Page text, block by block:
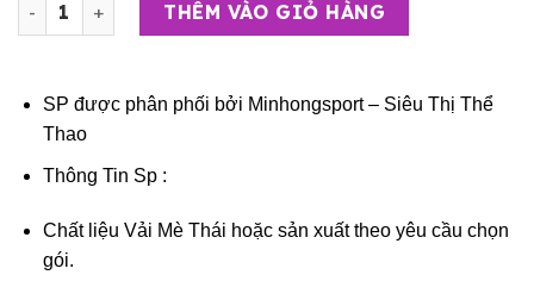
THÊM VÀO GIỎ HÀNG
SP được phân phối bởi Minhongsport – Siêu Thị Thể
Thao
Thông Tin Sp :
Chất liệu Vải Mè Thái hoặc sản xuất theo yêu cầu chọn
gói.